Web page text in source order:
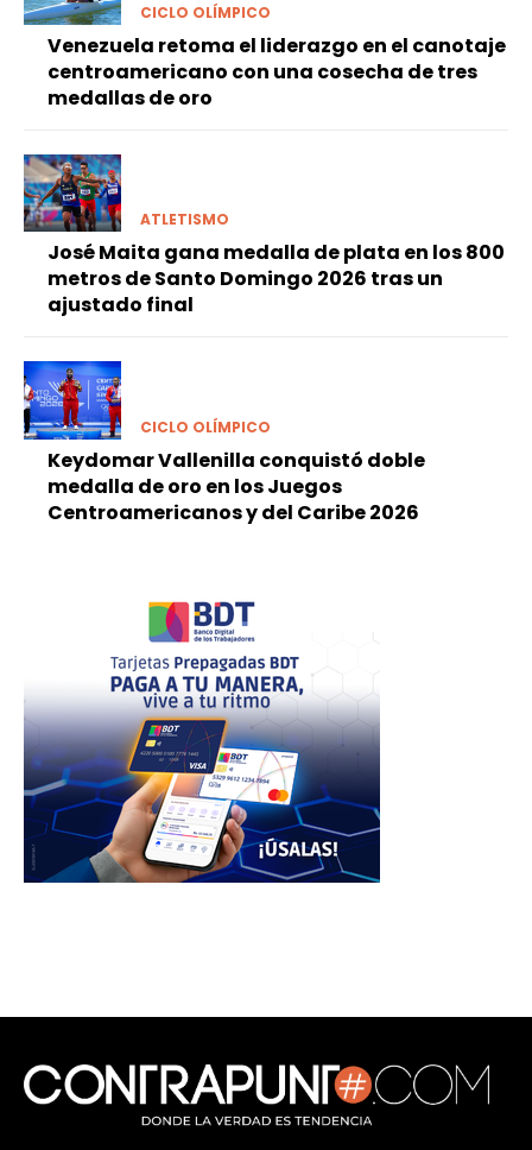
CICLO OLÍMPICO
Venezuela retoma el liderazgo en el canotaje
centroamericano con una cosecha de tres
medallas de oro
ATLETISMO
José Maita gana medalla de plata en los 800
metros de Santo Domingo 2026 tras un
ajustado final
CICLO OLÍMPICO
Keydomar Vallenilla conquistó doble
medalla de oro en los Juegos
Centroamericanos y del Caribe 2026